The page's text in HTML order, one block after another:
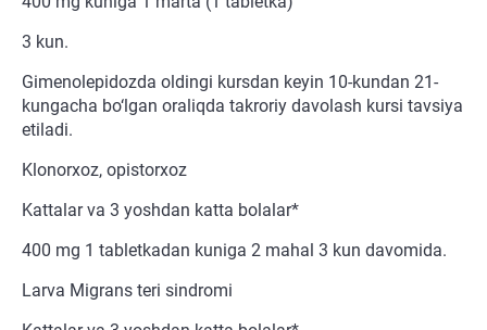
3 kun.
Gimenolepidozda oldingi kursdan keyin 10-kundan 21-
kungacha bo‘lgan oraliqda takroriy davolash kursi tavsiya
etiladi.
Klonorxoz, opistorxoz
Kattalar va 3 yoshdan katta bolalar*
400 mg 1 tabletkadan kuniga 2 mahal 3 kun davomida.
Larva Migrans teri sindromi